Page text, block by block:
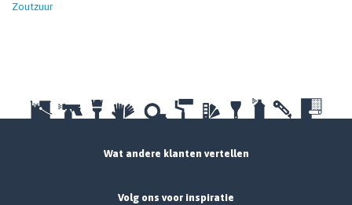
Zoutzuur
Wat andere klanten vertellen
Volg ons voor inspiratie